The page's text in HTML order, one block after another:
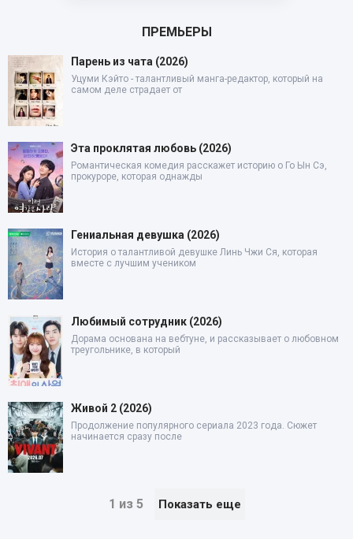
ПРЕМЬЕРЫ
Парень из чата (2026)
Уцуми Кэйто - талантливый манга-редактор, который на
самом деле страдает от
Эта проклятая любовь (2026)
Романтическая комедия расскажет историю о Го Ын Сэ,
прокуроре, которая однажды
Гениальная девушка (2026)
История о талантливой девушке Линь Чжи Ся, которая
вместе с лучшим учеником
Любимый сотрудник (2026)
Дорама основана на вебтуне, и рассказывает о любовном
треугольнике, в который
Живой 2 (2026)
Продолжение популярного сериала 2023 года. Сюжет
начинается сразу после
1 из 5 Показать еще